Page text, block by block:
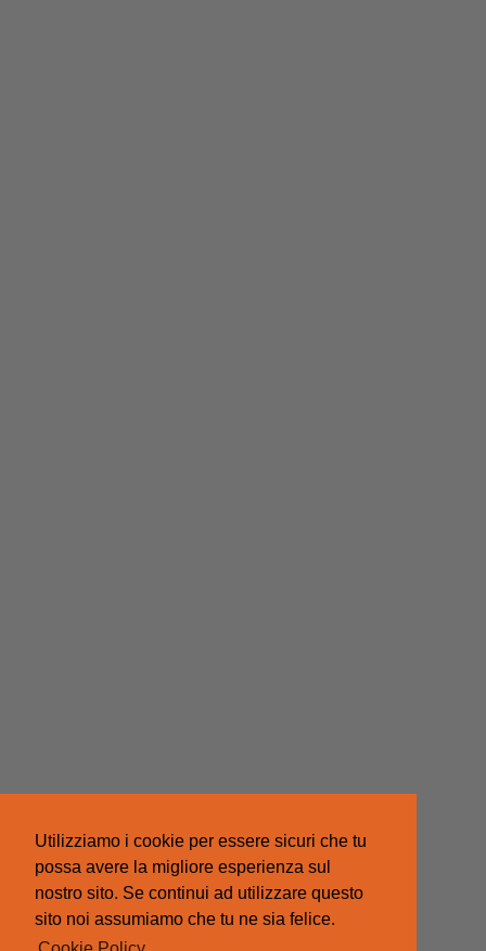
Utilizziamo i cookie per essere sicuri che tu
possa avere la migliore esperienza sul
nostro sito. Se continui ad utilizzare questo
sito noi assumiamo che tu ne sia felice.